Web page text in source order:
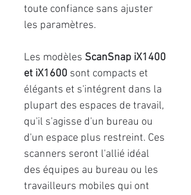
toute confiance sans ajuster
les paramètres.
Les modèles ScanSnap iX1400
et iX1600 sont compacts et
élégants et s'intégrent dans la
plupart des espaces de travail,
qu'il s'agisse d'un bureau ou
d'un espace plus restreint. Ces
scanners seront l'allié idéal
des équipes au bureau ou les
travailleurs mobiles qui ont